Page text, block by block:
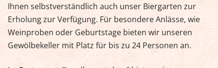
Ihnen selbstverständlich auch unser Biergarten zur
Erholung zur Verfügung. Für besondere Anlässe, wie
Weinproben oder Geburtstage bieten wir unseren
Gewölbekeller mit Platz für bis zu 24 Personen an.